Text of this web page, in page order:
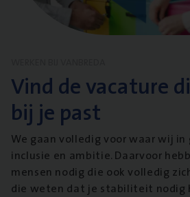
Vind de vacature
bij je past
We gaan volledig voor waar wij
inclusie en ambitie. Daarvoor
mensen nodig die ook volledig
die weten dat je stabiliteit nodig